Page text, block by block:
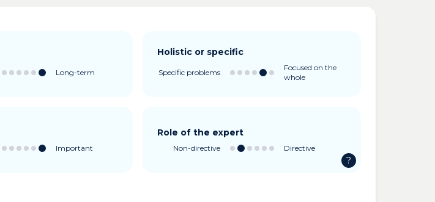
Long-term
Holistic or specific
Specific problems
Focused on the
whole
Important
Role of the expert
Non-directive Directive
?